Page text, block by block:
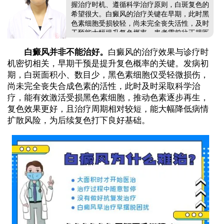
握治疗时机、遵循科学治疗原则，白斑复色的
希望很大。白癜风的治疗关键在早期，此时黑
色素细胞受损较轻，尚未完全丧失活性，及时
干预能大幅提升复色概率。患者需前往正规医
案，同时坚持按疗程施治，不可半途而废。治
疗期间规避不良诱发因素，配合科学的日常护
理与饮食调理，稳定身体状态，有利于控制病
情发展。...
白癜风并非不能治好。 白癜风的治疗效果与诊疗时
机密切相关，早期干预是提升复色概率的关键。发病初
期，白斑面积小、数目少，黑色素细胞仅受轻微损伤，
尚未完全丧失合成色素的活性，此时及时采取科学治
疗，能有效激活受损黑色素细胞，推动色素逐步再生，
复色效果更好，且治疗周期相对较短，能大幅降低病情
扩散风险，为后续复色打下良好基础。